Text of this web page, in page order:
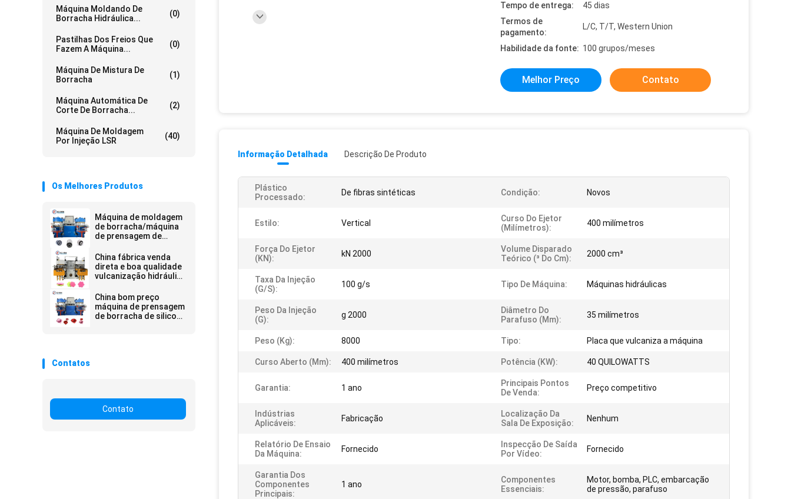
Máquina Moldando De
Borracha Hidráulica...
(0)
Pastilhas Dos Freios Que
Fazem A Máquina...
(0)
Máquina De Mistura De
Borracha
(1)
Máquina Automática De
Corte De Borracha...
(2)
Máquina De Moldagem
Por Injeção LSR
(40)
Os Melhores Produtos
Máquina de moldagem
de borracha/máquina
de prensagem de
China fábrica venda
direta e boa qualidade
vulcanização hidráulica
a quente para fazer
escova de lavar louça
China bom preço
máquina de prensagem
de borracha de silicone
Contatos
Contato
Tempo de entrega:
45 dias
Termos de
pagamento:
L/C, T/T, Western Union
Habilidade da fonte: 100 grupos/meses
Melhor Preço Contato
Informação Detalhada Descrição De Produto
Plástico
Processado:
De fibras sintéticas Condição: Novos
Estilo: Vertical
Curso Do Ejetor
(milímetros):
400 milímetros
Força Do Ejetor
(kN):
kN 2000
Volume Disparado
Teórico (³ Do Cm):
2000 cm³
Taxa Da Injeção
(g/s):
100 g/s Tipo De Máquina: Máquinas hidráulicas
Peso Da Injeção
(g):
g 2000
Diâmetro Do
Parafuso (mm):
35 milímetros
Peso (kg): 8000 Tipo: Placa que vulcaniza a máquina
Curso Aberto (mm): 400 milímetros Potência (kW): 40 QUILOWATTS
Garantia: 1 ano
Principais Pontos
De Venda:
Preço competitivo
Indústrias
Aplicáveis:
Fabricação
Localização Da
Sala De Exposição:
Nenhum
Relatório De Ensaio
Da Máquina:
Fornecido
Inspecção De Saída
Por Vídeo:
Fornecido
Garantia Dos
Componentes
Principais:
1 ano
Componentes
Essenciais:
Motor, bomba, PLC, embarcação
de pressão, parafuso